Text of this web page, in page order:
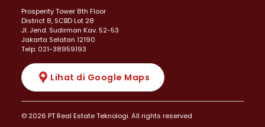
Prosperity Tower 8th Floor
District 8, SCBD Lot 28
JI. Jend. Sudirman Kav. 52-53
Jakarta Selatan 12190
Telp: 021-38959193
Lihat di Google Maps
© 2026 PT Real Estate Teknologi. All rights reserved